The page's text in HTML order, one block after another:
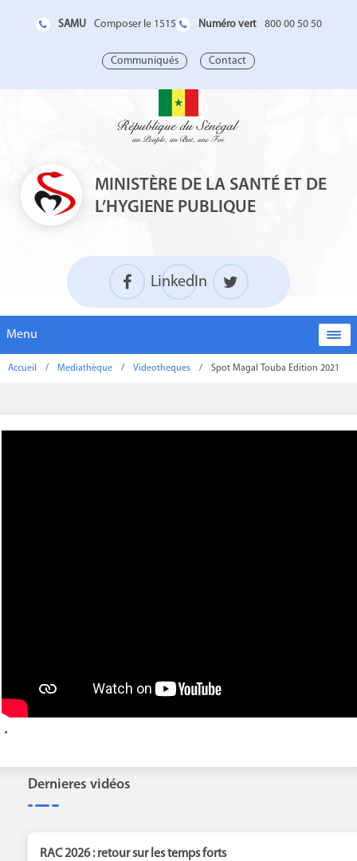
SAMU Composer le 1515 Numéro vert 800 00 50 50
Communiqués Contact
MINISTÈRE DE LA SANTÉ ET DE
L’HYGIENE PUBLIQUE
LinkedIn
Menu
Accueil / Mediathèque / Videotheques / Spot Magal Touba Edition 2021
Dernieres vidéos
RAC 2026 : retour sur les temps forts